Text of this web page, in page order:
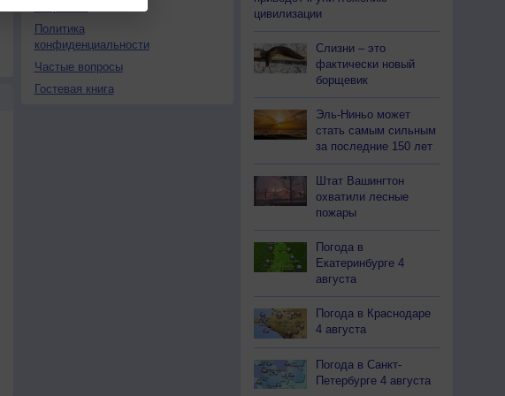
Политика
конфиденциальности
Частые вопросы
Гостевая книга
цивилизации
Слизни – это
фактически новый
борщевик
Эль-Ниньо может
стать самым сильным
за последние 150 лет
Штат Вашингтон
охватили лесные
пожары
Погода в
Екатеринбурге 4
августа
Погода в Краснодаре
4 августа
Погода в Санкт-
Петербурге 4 августа